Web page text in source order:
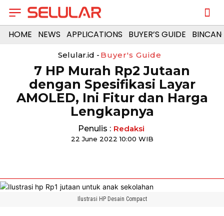
HOME NEWS APPLICATIONS BUYER’S GUIDE
Selular.id - Buyer's Guide
7 HP Murah Rp2 Jutaan
dengan Spesifikasi Layar
AMOLED, Ini Fitur dan Harga
Lengkapnya
Penulis : Redaksi
22 June 2022 10:00 WIB
Ilustrasi HP Desain Compact